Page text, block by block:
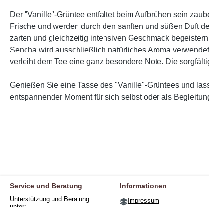
Der "Vanille"-Grüntee entfaltet beim Aufbrühen sein
Frische und werden durch den sanften und süßen Duft
zarten und gleichzeitig intensiven Geschmack
Sencha wird ausschließlich natürliches Aroma
verleiht dem Tee eine ganz besondere Note. Die
Genießen Sie eine Tasse des "Vanille"-Grüntees und
entspannender Moment für sich selbst oder als
Service und Beratung
Unterstützung und Beratung
Informationen
Impressum